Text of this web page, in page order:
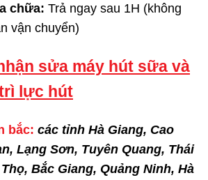
chữa: Trả ngay sau 1H (không
vận chuyển)
sửa máy hút sữa và
lực hút
bắc: các tỉnh Hà Giang, Cao
Lạng Sơn, Tuyên Quang, Thái
Bắc Giang, Quảng Ninh, Hà